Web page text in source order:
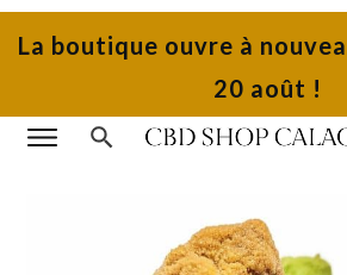
La boutique ouvre à
20 août !